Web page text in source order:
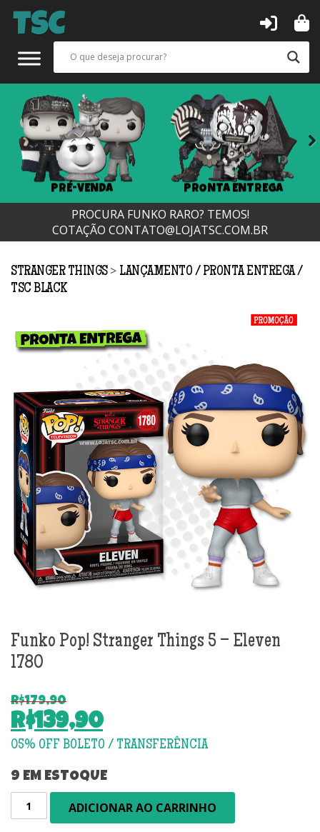
PRÉ-VENDA PRONTA ENTREGA
Next
PROCURA FUNKO RARO? TEMOS!
COTAÇÃO CONTATO@LOJATSC.COM.BR
STRANGER THINGS > LANÇAMENTO
PRONTA ENTREGA
TSC BLACK
Funko Pop! Stranger Things 5 – Eleven
1780
R$179,90
O
preço
era:
R$179,90.
R$139,90
O
atual
é:
R$139,90.
9 EM ESTOQUE
Funko
Pop!
ADICIONAR AO CARRINHO